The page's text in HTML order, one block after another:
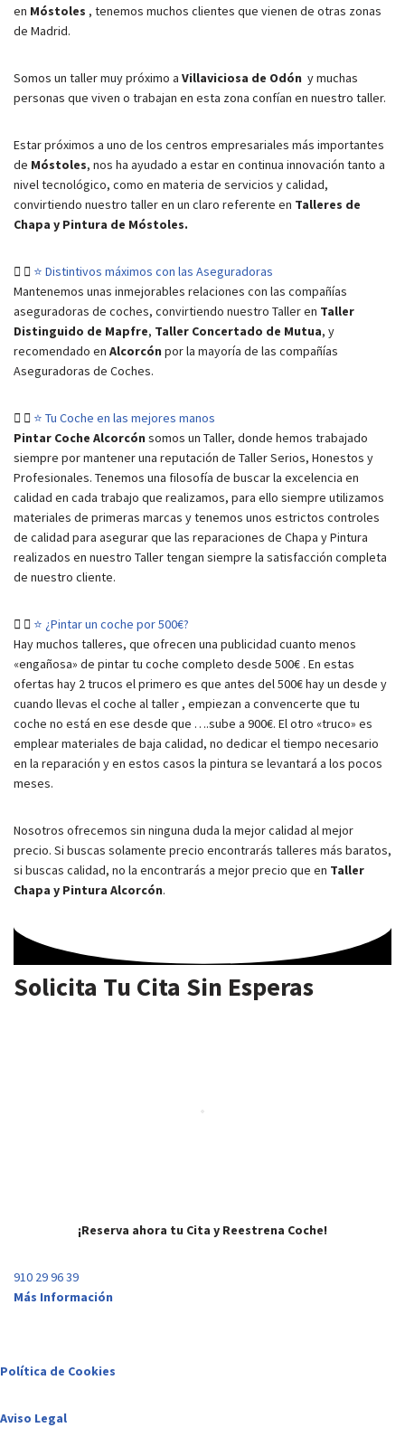
en Móstoles , tenemos muchos clientes que vienen de otras zonas
de Madrid.
Somos un taller muy próximo a Villaviciosa de Odón y muchas
personas que viven o trabajan en esta zona confían en nuestro taller.
Estar próximos a uno de los centros empresariales más importantes
de Móstoles, nos ha ayudado a estar en continua innovación tanto a
nivel tecnológico, como en materia de servicios y calidad,
convirtiendo nuestro taller en un claro referente en Talleres de
Chapa y Pintura de Móstoles.
⭐ Distintivos máximos con las Aseguradoras
Mantenemos unas inmejorables relaciones con las compañías
aseguradoras de coches, convirtiendo nuestro Taller en Taller
Distinguido de Mapfre, Taller Concertado de Mutua, y
recomendado en Alcorcón por la mayoría de las compañías
Aseguradoras de Coches.
⭐ Tu Coche en las mejores manos
Pintar Coche Alcorcón somos un Taller, donde hemos trabajado
siempre por mantener una reputación de Taller Serios, Honestos y
Profesionales. Tenemos una filosofía de buscar la excelencia en
calidad en cada trabajo que realizamos, para ello siempre utilizamos
materiales de primeras marcas y tenemos unos estrictos controles
de calidad para asegurar que las reparaciones de Chapa y Pintura
realizados en nuestro Taller tengan siempre la satisfacción completa
de nuestro cliente.
⭐ ¿Pintar un coche por 500€?
Hay muchos talleres, que ofrecen una publicidad cuanto menos
«engañosa» de pintar tu coche completo desde 500€ . En estas
ofertas hay 2 trucos el primero es que antes del 500€ hay un desde y
cuando llevas el coche al taller , empiezan a convencerte que tu
coche no está en ese desde que ….sube a 900€. El otro «truco» es
emplear materiales de baja calidad, no dedicar el tiempo necesario
en la reparación y en estos casos la pintura se levantará a los pocos
meses.
Nosotros ofrecemos sin ninguna duda la mejor calidad al mejor
precio. Si buscas solamente precio encontrarás talleres más baratos,
si buscas calidad, no la encontrarás a mejor precio que en Taller
Chapa y Pintura Alcorcón.
Solicita Tu Cita Sin Esperas
¡Reserva ahora tu Cita y Reestrena Coche!
910 29 96 39
Más Información
Política de Cookies
Aviso Legal